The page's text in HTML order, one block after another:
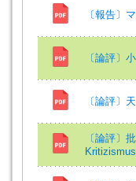
〔報告〕
〔論評〕
〔論評〕
〔論評〕
Kritizismus